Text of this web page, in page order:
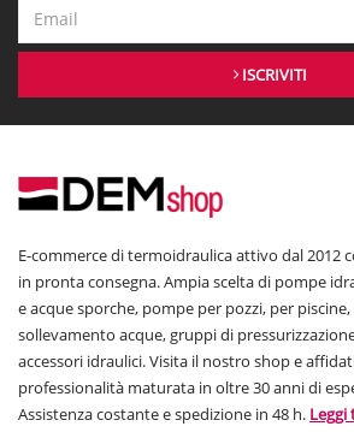
ISCRIVITI
E-commerce di termoidraulica attivo dal 2012
in pronta consegna. Ampia scelta di pompe
e acque sporche, pompe per pozzi, per
sollevamento acque, gruppi di
accessori idraulici. Visita il nostro shop e
professionalità maturata in oltre 30 anni di
Assistenza costante e spedizione in 48 h.